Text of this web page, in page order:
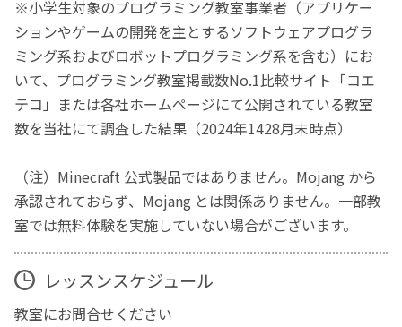
※小学生対象のプログラミング教室事業者（アプリケー
ションやゲームの開発を主とするソフトウェアプログラ
ミング系およびロボットプログラミング系を含む）にお
いて、プログラミング教室掲載数No.1比較サイト「コエ
テコ」または各社ホームページにて公開されている教室
数を当社にて調査した結果（2024年1428月末時点）
（注）Minecraft 公式製品ではありません。Mojang から
承認されておらず、Mojang とは関係ありません。一部教
室では無料体験を実施していない場合がございます。
レッスンスケジュール
教室にお問合せください